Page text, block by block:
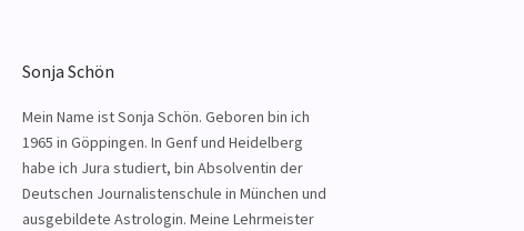
Sonja Schön
Mein Name ist Sonja Schön. Geboren bin ich
1965 in Göppingen. In Genf und Heidelberg
habe ich Jura studiert, bin Absolventin der
Deutschen Journalistenschule in München und
ausgebildete Astrologin. Meine Lehrmeister